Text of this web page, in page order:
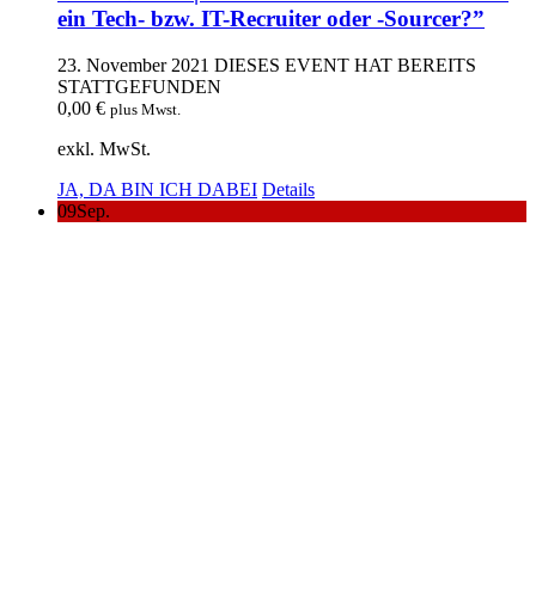
ein Tech- bzw. IT-Recruiter oder -Sourcer?”
23. November 2021 DIESES EVENT HAT BEREITS
STATTGEFUNDEN
0,00 € plus Mwst.
exkl. MwSt.
JA, DA BIN ICH DABEI Details
09Sep.